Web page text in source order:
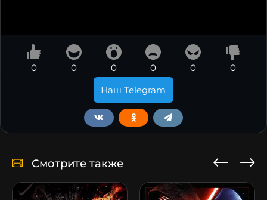
0 0 0 0 0
0
Наш Telegram
Смотрите также